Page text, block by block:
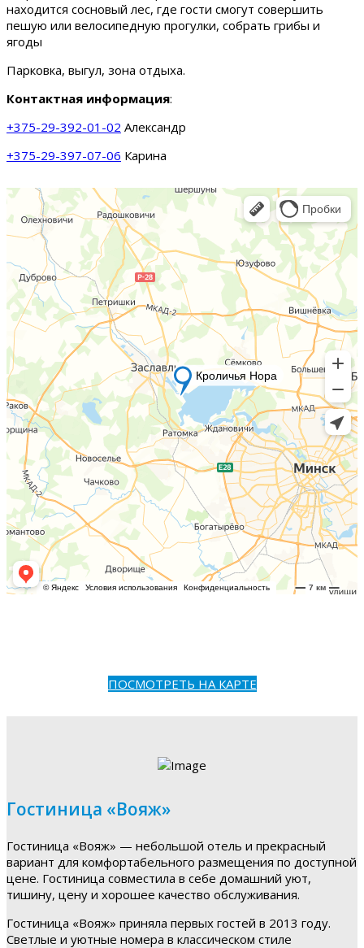
находится сосновый лес, где гости смогут совершить
пешую или велосипедную прогулки, собрать грибы и
ягоды
Парковка, выгул, зона отдыха.
Контактная информация:
+375-29-392-01-02 Александр
+375-29-397-07-06 Карина
ПОСМОТРЕТЬ НА КАРТЕ
Гостиница «Вояж»
Гостиница «Вояж» — небольшой отель и прекрасный
вариант для комфортабельного размещения по доступной
цене. Гостиница совместила в себе домашний уют,
тишину, цену и хорошее качество обслуживания.
Гостиница «Вояж» приняла первых гостей в 2013 году.
Светлые и уютные номера в классическом стиле